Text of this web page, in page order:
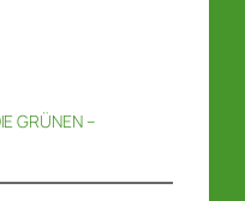
GRÜNEN –